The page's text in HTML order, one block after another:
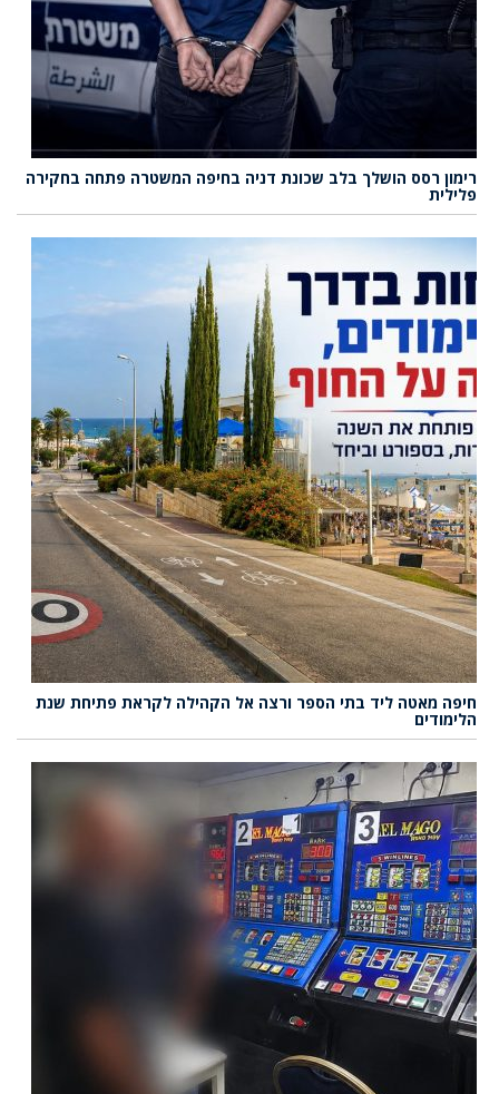
רסס הושלך בלב שכונת דניה בחיפה המשטרה פתחה בחקירה
מאטה ליד בתי הספר ורצה אל הקהילה לקראת פתיחת שנת